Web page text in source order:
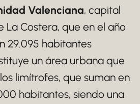
Valenciana, capital
Costera, que en el año
29.095 habitantes
un área urbana que
limítrofes, que suman en
habitantes, siendo una